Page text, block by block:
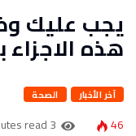
يجب عليك
هذه
آخر الأخبار الصحة
46
3 minutes read